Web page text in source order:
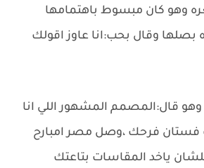
وهو كان مبسوط باهتمامها
وقال بحب:انا عاوز اقولك
وهو قال:المصمم المشهور اللي انا
فرحك ،وصل مصر امبارح
ياخد المقاسات بتاعتك